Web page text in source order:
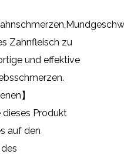
Zahnfleisch zu
und effektive
】
dieses Produkt
auf den